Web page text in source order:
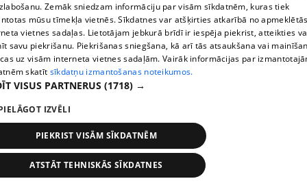
pirms 1 nedēļas, 1 dienas
Zemāk sniedzam informāciju par visām sīkdatnēm, kuras tiek
mūsu tīmekļa vietnēs. Sīkdatnes var atšķirties atkarībā no
vietnes sadaļas. Lietotājam jebkurā brīdī ir iespēja piekrist, atteikties
savu piekrišanu. Piekrišanas sniegšana, kā arī tās atsaukšana vai
uz visām interneta vietnes sadaļām. Vairāk informācijas par
skatīt sīkdatņu izmantošanas noteikumos.
VISUS PARTNERUS (1718) →
IZVĒLI
PIEKRIST VISĀM SĪKDATNĒM
ATSTĀT TEHNISKĀS SĪKDATNES